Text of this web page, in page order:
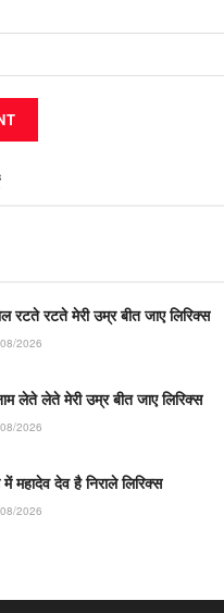
रटते रटते मेरी उम्र बीत जाए लिरिक्स
2026
लेते लेते मेरी उम्र बीत जाए लिरिक्स
2026
में महादेव देव है निराले लिरिक्स
2026